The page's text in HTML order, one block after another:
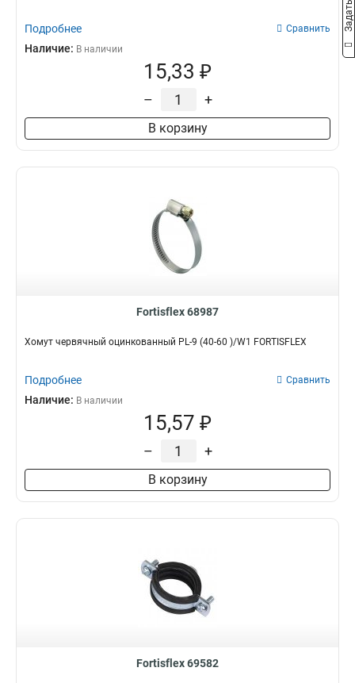
Подробнее Сравнить
Наличие: В наличии
15,33 ₽
– +
В корзину
Fortisflex 68987
Хомут червячный оцинкованный PL-9 (40-60 )/W1 FORTISFLEX
Подробнее Сравнить
Наличие: В наличии
15,57 ₽
– +
В корзину
Fortisflex 69582